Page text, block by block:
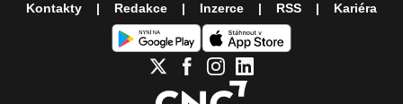
Kontakty Redakce Inzerce RSS Kariéra